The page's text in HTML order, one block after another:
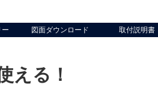
ー 図面ダウンロード 取付説明書
える！